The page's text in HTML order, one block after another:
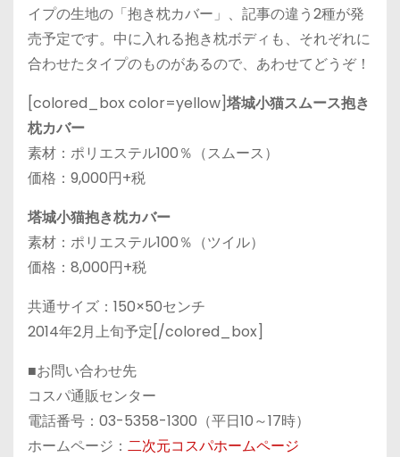
イプの生地の「抱き枕カバー」、記事の違う2種が発
売予定です。中に入れる抱き枕ボディも、それぞれに
合わせたタイプのものがあるので、あわせてどうぞ！
[colored_box color=yellow]塔城小猫スムース抱き
枕カバー
素材：ポリエステル100％（スムース）
価格：9,000円+税
塔城小猫抱き枕カバー
素材：ポリエステル100％（ツイル）
価格：8,000円+税
共通サイズ：150×50センチ
2014年2月上旬予定[/colored_box]
■お問い合わせ先
コスパ通販センター
電話番号：03-5358-1300（平日10～17時）
ホームページ： 二次元コスパホームページ